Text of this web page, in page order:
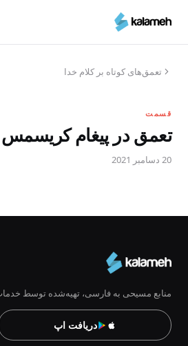
محتوای
تعمق‌های کوتاه بر کلام خدا
قسمت
تعمق در پیغام کریسمس
20 دسامبر 2021
منابع مسیحی به فارسی، تهیه‌شده توسط
دریافت اپ